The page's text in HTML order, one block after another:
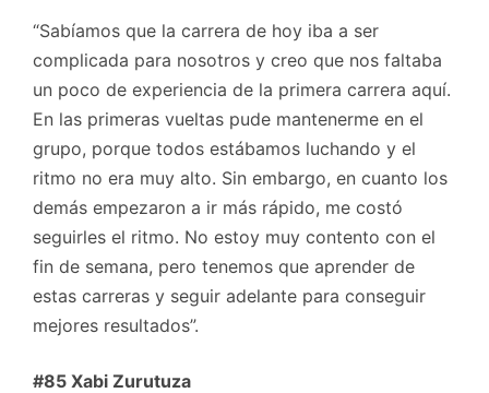
“Sabíamos que la carrera de hoy iba a ser
complicada para nosotros y creo que nos faltaba
un poco de experiencia de la primera carrera aquí.
En las primeras vueltas pude mantenerme en el
grupo, porque todos estábamos luchando y el
ritmo no era muy alto. Sin embargo, en cuanto los
demás empezaron a ir más rápido, me costó
seguirles el ritmo. No estoy muy contento con el
fin de semana, pero tenemos que aprender de
estas carreras y seguir adelante para conseguir
mejores resultados”.
#85 Xabi Zurutuza